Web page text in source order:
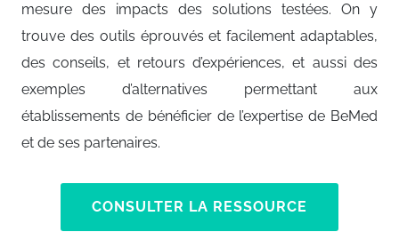
mesure des impacts des solutions testées. On y
trouve des outils éprouvés et facilement adaptables,
des conseils, et retours d’expériences, et aussi des
exemples d’alternatives permettant aux
établissements de bénéficier de l’expertise de BeMed
et de ses partenaires.
CONSULTER LA RESSOURCE